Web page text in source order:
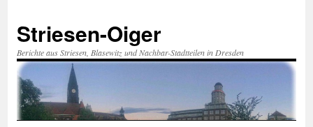
springen
Striesen-Oiger
Berichte aus Striesen, Blasewitz und Nachbar-Stadtteilen in Dresden